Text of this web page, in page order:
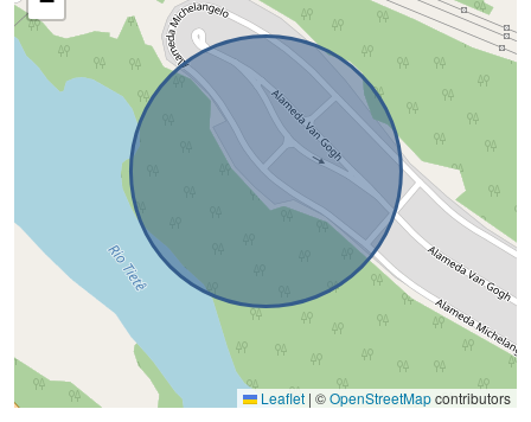
Leaflet | ©OpenStreetMapcontributors